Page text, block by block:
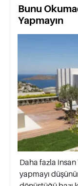
Bunu
Yapmayın
Daha fazla
yapmayı